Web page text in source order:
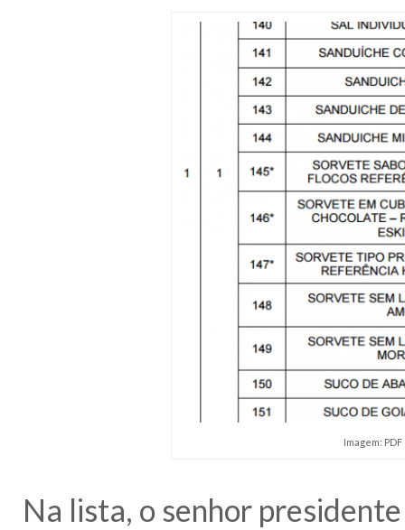
Imagem:
Na lista, o senhor